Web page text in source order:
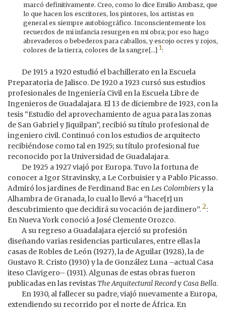
marcó definitivamente. Creo, como lo dice Emilio Ambasz, que
lo que hacen los escritores, los pintores, los artistas en
general es siempre autobiográfico. Inconscientemente los
recuerdos de mi infancia resurgen en mi obra; por eso hago
abrevaderos o bebederos para caballos, y escojo ocres y rojos,
colores de la tierra, colores de la sangre[...] 1:
De 1915 a 1920 estudió el bachillerato en la Escuela
Preparatoria de Jalisco. De 1920 a 1923 cursó sus estudios
profesionales de Ingeniería Civil en la Escuela Libre de
Ingenieros de Guadalajara. El 13 de diciembre de 1923, con la
tesis “Estudio del aprovechamiento de agua para las zonas
de San Gabriel y Jiquilpan”, recibió su título profesional de
ingeniero civil. Continuó con los estudios de arquitecto
recibiéndose como tal en 1925; su título profesional fue
reconocido por la Universidad de Guadalajara.
De 1925 a 1927 viajó por Europa. Tuvo la fortuna de
conocer a Igor Stravinsky, a Le Corbuisier y a Pablo Picasso.
Admiró los jardines de Ferdinand Bac enLes Colombiersy la
Alhambra de Granada, lo cual lo llevó a “hace[r] un
descubrimiento que decidirá su vocación de jardinero”.2:
En Nueva York conoció a José Clemente Orozco.
A su regreso a Guadalajara ejerció su profesión
diseñando varias residencias particulares, entre ellas la
casas de Robles de León (1927), la de Aguilar (1928), la de
Gustavo R. Cristo (1930) y la de González Luna –actual Casa
iteso Clavigero– (1931). Algunas de estas obras fueron
publicadas en las revistas The Arquitectural RecordyCasa Bella.
En 1930, al fallecer su padre, viajó nuevamente a Europa,
extendiendo su recorrido por el norte de África. En